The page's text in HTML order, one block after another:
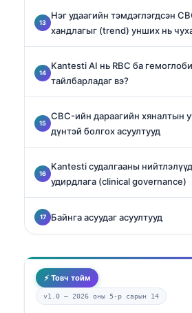
Нэг удаагийн тэмдэглэгдсэн
хандлагыг (trend) унших нь
Kantesti AI нь RBC ба
тайлбарладаг вэ?
CBC-ийн дараагийн хяналтын
дүнтэй болгох асуултууд
Kantesti судалгааны
удирдлага (clinical governance)
Байнга асуудаг асуултууд
⚡ Товч тойм
v1.0 — 2026 оны 5-р сарын 14